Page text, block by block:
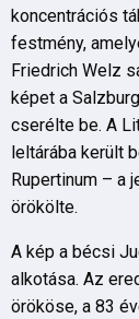
koncentrációs
festmény,
Friedrich Welz
képet a
cserélte be. A
leltárába került
Rupertinum – a
örökölte.
A kép a bécsi
alkotása. Az
örököse, a 83